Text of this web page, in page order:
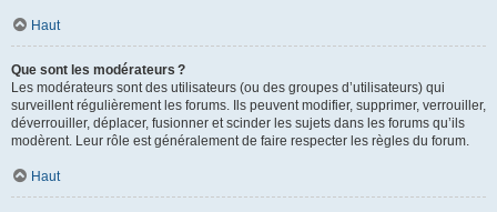
Haut
Que sont les modérateurs ?
Les modérateurs sont des utilisateurs (ou des groupes d’utilisateurs) qui
surveillent régulièrement les forums. Ils peuvent modifier, supprimer, verrouiller,
déverrouiller, déplacer, fusionner et scinder les sujets dans les forums qu’ils
modèrent. Leur rôle est généralement de faire respecter les règles du forum.
Haut